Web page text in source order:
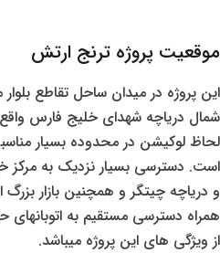
موقعیت پروژه ترنج ارتش
این پروژه در میدان ساحل تقاطع
شمال دریاچه شهدای خلیج فارس
لحاظ لوکیشن در محدوده بسیار
است. دسترسی بسیار نزدیک به مرکز
و دریاچه چیتگر و همچنین بازار بزرگ
همراه دسترسی مستقیم به
از ویژگی های این پروژه میباشد.